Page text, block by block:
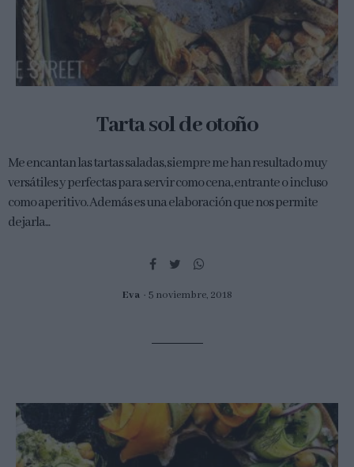
Tarta sol de otoño
Me encantan las tartas saladas, siempre me han resultado muy
versátiles y perfectas para servir como cena, entrante o incluso
como aperitivo. Además es una elaboración que nos permite
dejarla...
Eva 5 noviembre, 2018